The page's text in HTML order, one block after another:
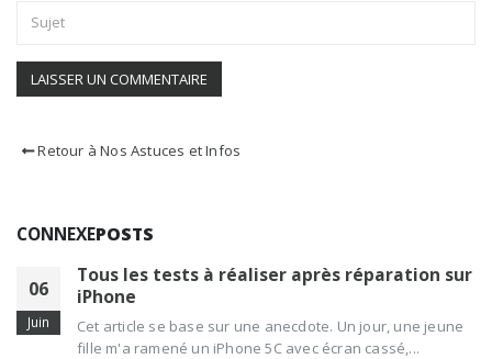
Retour à Nos Astuces et Infos
CONNEXEPOSTS
06
Juin
Tous les tests à réaliser après réparation sur
iPhone
Cet article se base sur une anecdote. Un jour, une jeune
fille m'a ramené un iPhone 5C avec écran cassé,...